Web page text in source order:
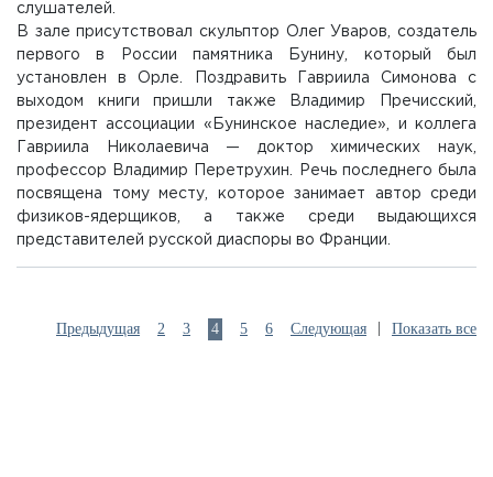
слушателей.
В зале присутствовал скульптор Олег Уваров, создатель
первого в России памятника Бунину, который был
установлен в Орле. Поздравить Гавриила Симонова с
выходом книги пришли также Владимир Пречисский,
президент ассоциации «Бунинское наследие», и коллега
Гавриила Николаевича — доктор химических наук,
профессор Владимир Перетрухин. Речь последнего была
посвящена тому месту, которое занимает автор среди
физиков-ядерщиков, а также среди выдающихся
представителей русской диаспоры во Франции.
Предыдущая 2 3 4 5 6 Следующая Показать все